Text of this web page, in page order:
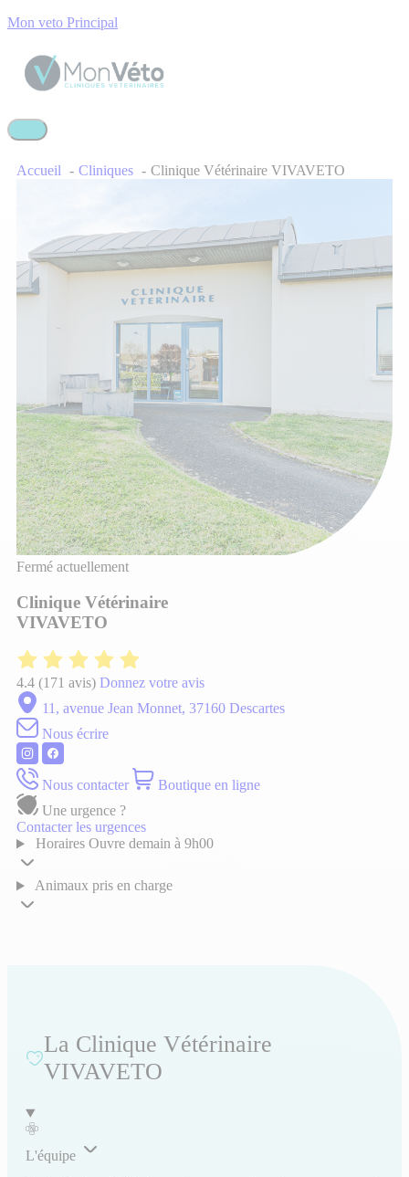
Mon veto Principal
Accueil Cliniques Clinique Vétérinaire VIVAVETO
Fermé actuellement
Clinique Vétérinaire
VIVAVETO
4.4 (171 avis) Donnez votre avis
11, avenue Jean Monnet, 37160 Descartes
Nous écrire
Nous contacter
Boutique en ligne
Une urgence ?
Contacter les urgences
Horaires Ouvre demain à 9h00
Animaux pris en charge
La Clinique Vétérinaire
VIVAVETO
L'équipe